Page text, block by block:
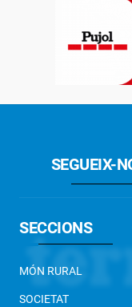
SEGUEIX-
SECCIONS
MÓN RURAL
SOCIETAT